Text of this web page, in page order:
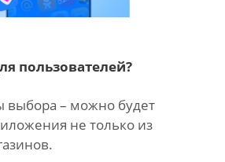
пользователей?
выбора – можно будет
не только из